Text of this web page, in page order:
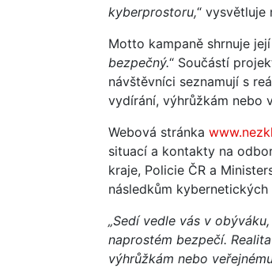
kyberprostoru,“ vysvětluje
Motto kampaně shrnuje
bezpečný.“ Součástí
návštěvníci seznamují s
vydírání, výhrůžkám nebo
Webová stránka
situací a kontakty na
kraje, Policie ČR a
následkům kybernetických
„Sedí vedle vás v
naprostém bezpečí.
výhrůžkám nebo